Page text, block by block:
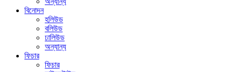
বিনোদন
হলিউড
বলিউড
ঢালিউড
অন্যান্য
ফিচার
ফিচার